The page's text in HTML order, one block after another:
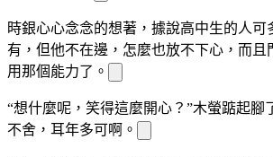
時銀心心念念的想著，據說高中生的人可
有，但他不在邊，怎麼也放不下心，而且
用那個能力了。
“想什麼呢，笑得這麼開心？”木螢踮起腳
不舍， 耳年多可啊。